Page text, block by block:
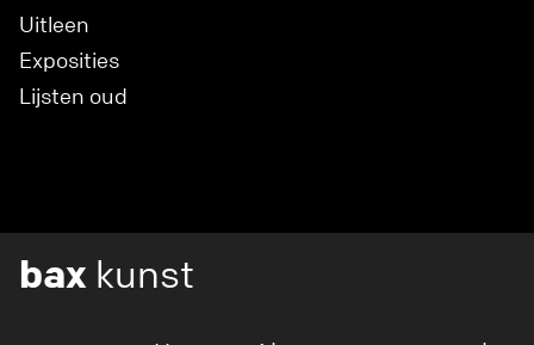
Uitleen
Exposities
Lijsten oud
bax kunst